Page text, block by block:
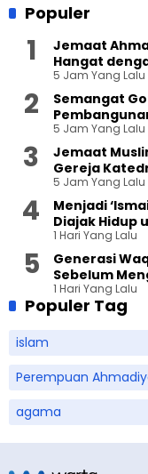
Populer
Jemaat
Hangat
5 Jam Yang Lalu
Semangat
Ahmadiyah
5 Jam Yang Lalu
Jemaat
Gereja
5 Jam Yang Lalu
Menjadi
Diajak Hidup
1 Hari Yang Lalu
Generasi
Sebelum
1 Hari Yang Lalu
Populer Tag
islam
Perempuan
agama